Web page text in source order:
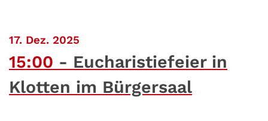
17. Dez. 2025
15:00
Eucharistiefeier in
Klotten im Bürgersaal